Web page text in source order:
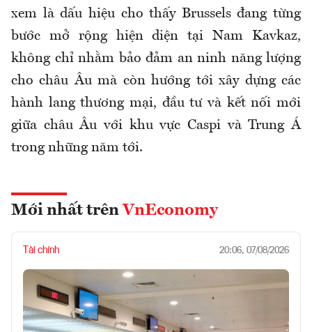
xem là dấu hiệu cho thấy Brussels đang từng
bước mở rộng hiện diện tại Nam Kavkaz,
không chỉ nhằm bảo đảm an ninh năng lượng
cho châu Âu mà còn hướng tới xây dựng các
hành lang thương mại, đầu tư và kết nối mới
giữa châu Âu với khu vực Caspi và Trung Á
trong những năm tới.
Mới nhất trên VnEconomy
Tài chính 20:06, 07/08/2026